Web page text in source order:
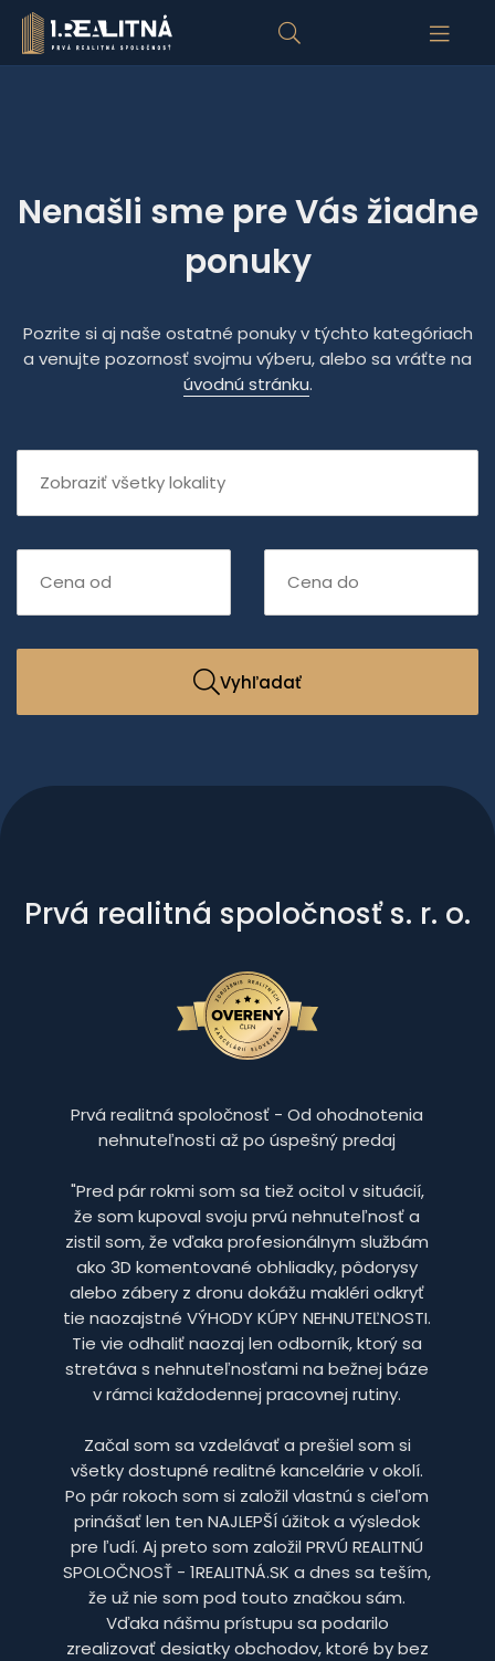
Nenašli sme pre Vás žiadne
ponuky
Pozrite si aj naše ostatné ponuky v týchto kategóriach
a venujte pozornosť svojmu výberu, alebo sa vráťte na
úvodnú stránku.
Vyhľadať
Prvá realitná spoločnosť s. r. o.
Prvá realitná spoločnosť - Od ohodnotenia
nehnuteľnosti až po úspešný predaj
"Pred pár rokmi som sa tiež ocitol v situácií,
že som kupoval svoju prvú nehnuteľnosť a
zistil som, že vďaka profesionálnym službám
ako 3D komentované obhliadky, pôdorysy
alebo zábery z dronu dokážu makléri odkryť
tie naozajstné VÝHODY KÚPY NEHNUTEĽNOSTI.
Tie vie odhaliť naozaj len odborník, ktorý sa
stretáva s nehnuteľnosťami na bežnej báze
v rámci každodennej pracovnej rutiny.
Začal som sa vzdelávať a prešiel som si
všetky dostupné realitné kancelárie v okolí.
Po pár rokoch som si založil vlastnú s cieľom
prinášať len ten NAJLEPŠÍ úžitok a výsledok
pre ľudí. Aj preto som založil PRVÚ REALITNÚ
SPOLOČNOSŤ - 1REALITNÁ.SK a dnes sa teším,
že už nie som pod touto značkou sám.
Vďaka nášmu prístupu sa podarilo
zrealizovať desiatky obchodov, ktoré by bez